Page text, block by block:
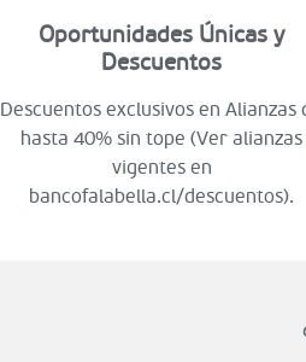
Oportunidades Únicas y
Descuentos
Descuentos exclusivos en Alianzas
hasta 40% sin tope (Ver alianzas
vigentes en
bancofalabella.cl/descuentos).